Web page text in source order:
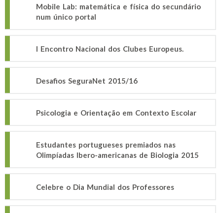
Mobile Lab: matemática e física do secundário
num único portal
I Encontro Nacional dos Clubes Europeus.
Desafios SeguraNet 2015/16
Psicologia e Orientação em Contexto Escolar
Estudantes portugueses premiados nas
Olimpíadas Ibero-americanas de Biologia 2015
Celebre o Dia Mundial dos Professores